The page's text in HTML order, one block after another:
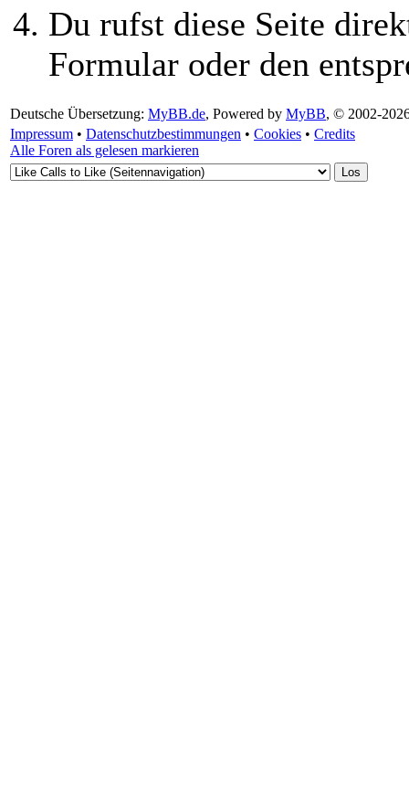
Du rufst diese Seite
Formular oder den
Deutsche Übersetzung: MyBB.de, Powered by MyBB, © 2002-
Impressum • Datenschutzbestimmungen • Cookies • Credits
Alle Foren als gelesen markieren